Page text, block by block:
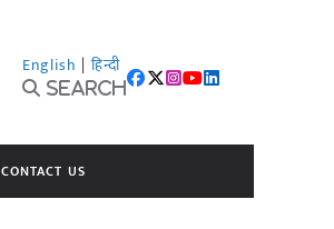
English | हिन्दी
Search
CONTACT US